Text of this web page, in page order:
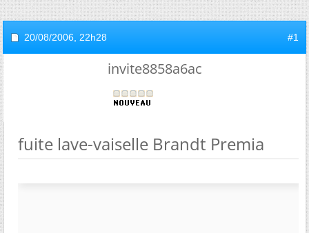
20/08/2006, 22h28 #1
invite8858a6ac
fuite lave-vaiselle Brandt Premia